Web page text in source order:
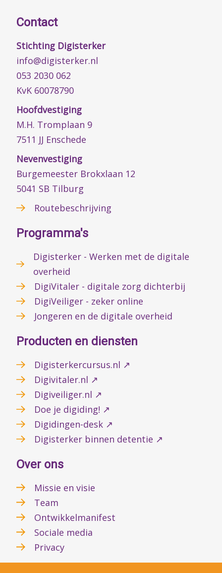
Contact
Stichting Digisterker
info@digisterker.nl
053 2030 062
KvK 60078790
Hoofdvestiging
M.H. Tromplaan 9
7511 JJ Enschede
Nevenvestiging
Burgemeester Brokxlaan 12
5041 SB Tilburg
Routebeschrijving
Programma's
Digisterker - Werken met de digitale
overheid
DigiVitaler - digitale zorg dichterbij
DigiVeiliger - zeker online
Jongeren en de digitale overheid
Producten en diensten
Digisterkercursus.nl ↗
Digivitaler.nl ↗
Digiveiliger.nl ↗
Doe je digiding! ↗
Digidingen-desk ↗
Digisterker binnen detentie ↗
Over ons
Missie en visie
Team
Ontwikkelmanifest
Sociale media
Privacy